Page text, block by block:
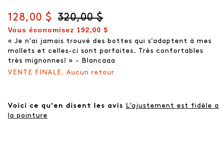
Prix actuel
128,00 $ Prix d'origine
320,00 $
Vous économisez 192,00 $
« Je n'ai jamais trouvé des bottes qui s'adaptent à mes
mollets et celles-ci sont parfaites. Très confortables
très mignonnes! » - Blancaaa
VENTE FINALE. Aucun retour
Voici ce qu'en disent les avis
L’ajustement est fidèle a
la pointure